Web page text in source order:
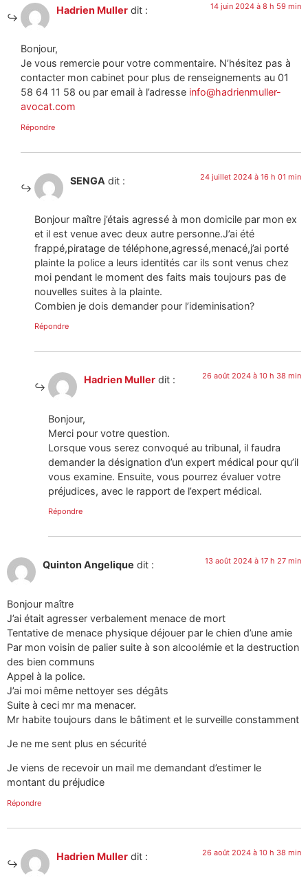
Hadrien Muller dit : 14 juin 2024 à 8 h 59 min
Bonjour,
Je vous remercie pour votre commentaire. N’hésitez pas à
contacter mon cabinet pour plus de renseignements au 01
58 64 11 58 ou par email à l’adresse info@hadrienmuller-
avocat.com
Répondre
SENGA dit : 24 juillet 2024 à 16 h 01 min
Bonjour maître j’étais agressé à mon domicile par mon ex
et il est venue avec deux autre personne.J’ai été
frappé,piratage de téléphone,agressé,menacé,j’ai porté
plainte la police a leurs identités car ils sont venus chez
moi pendant le moment des faits mais toujours pas de
nouvelles suites à la plainte.
Combien je dois demander pour l’ideminisation?
Répondre
Hadrien Muller dit : 26 août 2024 à 10 h 38 min
Bonjour,
Merci pour votre question.
Lorsque vous serez convoqué au tribunal, il faudra
demander la désignation d’un expert médical pour qu’il
vous examine. Ensuite, vous pourrez évaluer votre
préjudices, avec le rapport de l’expert médical.
Répondre
Quinton Angelique dit : 13 août 2024 à 17 h 27 min
Bonjour maître
J’ai était agresser verbalement menace de mort
Tentative de menace physique déjouer par le chien d’une amie
Par mon voisin de palier suite à son alcoolémie et la destruction
des bien communs
Appel à la police.
J’ai moi même nettoyer ses dégâts
Suite à ceci mr ma menacer.
Mr habite toujours dans le bâtiment et le surveille constamment
Je ne me sent plus en sécurité
Je viens de recevoir un mail me demandant d’estimer le
montant du préjudice
Répondre
Hadrien Muller dit : 26 août 2024 à 10 h 38 min